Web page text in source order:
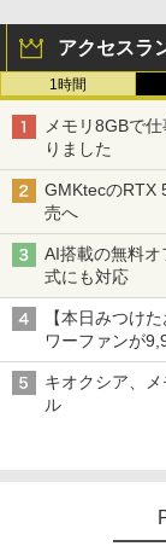
アクセスラ
1時間
メモリ8GBで
りました
GMKtecのRTX
売へ
AI搭載の無料
式にも対応
【本日みつけ
ワーファンが
キオクシア、
ル